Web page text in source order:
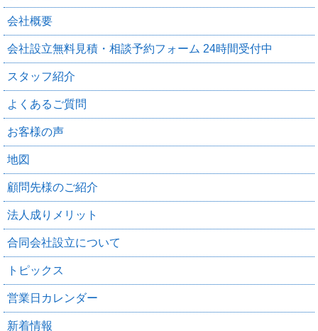
会社概要
会社設立無料見積・相談予約フォーム 24時間受付中
スタッフ紹介
よくあるご質問
お客様の声
地図
顧問先様のご紹介
法人成りメリット
合同会社設立について
トピックス
営業日カレンダー
新着情報